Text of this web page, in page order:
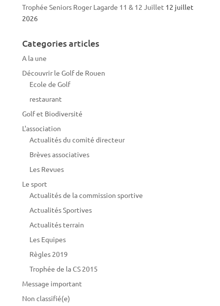
Trophée Seniors Roger Lagarde 11 & 12 Juillet 12 juillet
2026
Categories articles
A la une
Découvrir le Golf de Rouen
Ecole de Golf
restaurant
Golf et Biodiversité
L'association
Actualités du comité directeur
Brèves associatives
Les Revues
Le sport
Actualités de la commission sportive
Actualités Sportives
Actualités terrain
Les Equipes
Règles 2019
Trophée de la CS 2015
Message important
Non classifié(e)